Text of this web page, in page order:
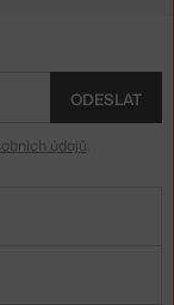
ODESLAT
údajů